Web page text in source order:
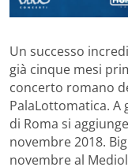
Un successo
già cinque mesi
concerto romano
PalaLottomatica. A
di Roma si
novembre 2018.
novembre al